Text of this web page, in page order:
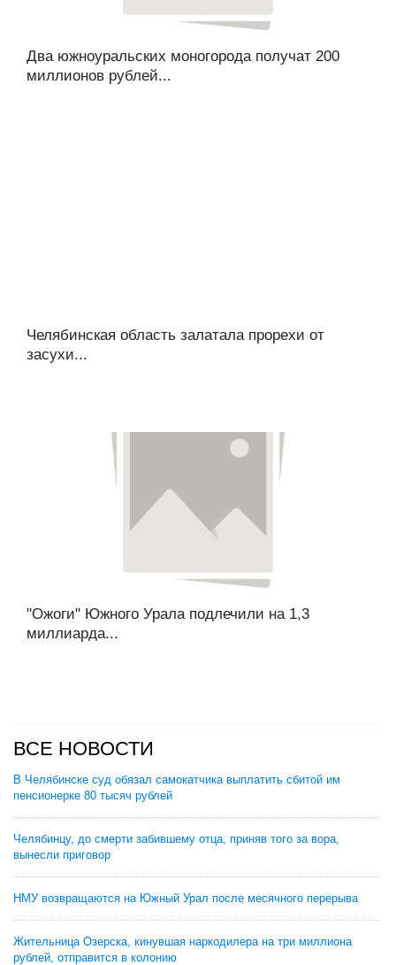
Два южноуральских моногорода получат 200
миллионов рублей...
Челябинская область залатала прорехи от
засухи...
"Ожоги" Южного Урала подлечили на 1,3
миллиарда...
ВСЕ НОВОСТИ
В Челябинске суд обязал самокатчика выплатить сбитой им
пенсионерке 80 тысяч рублей
Челябинцу, до смерти забившему отца, приняв того за вора,
вынесли приговор
НМУ возвращаются на Южный Урал после месячного перерыва
Жительница Озерска, кинувшая наркодилера на три миллиона
рублей, отправится в колонию